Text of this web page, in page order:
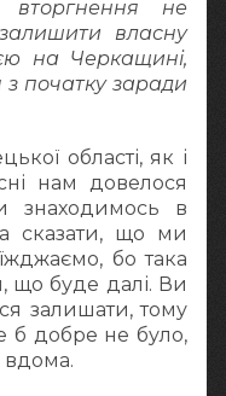
вторгнення не
власну
на Черкащині,
початку заради
області, як і
нам довелося
знаходимось в
сказати, що ми
бо така
що буде далі. Ви
залишати, тому
б добре не було,
вдома.